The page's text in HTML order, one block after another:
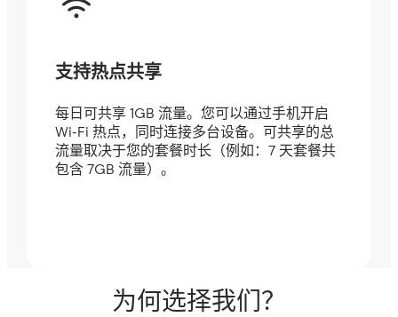
支持热点共享
每日可共享 1GB 流量。您可以通过手机开启
Wi-Fi 热点，同时连接多台设备。可共享的总
流量取决于您的套餐时长（例如：7 天套餐共
包含 7GB 流量）。
为何选择我们？